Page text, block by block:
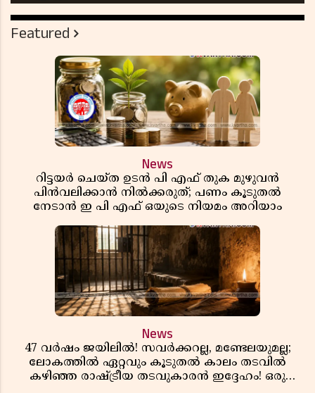
Featured
News
റിട്ടയർ ചെയ്ത ഉടൻ പി എഫ് തുക മുഴുവൻ
പിൻവലിക്കാൻ നിൽക്കരുത്; പണം കൂടുതൽ
നേടാൻ ഇ പി എഫ് ഒയുടെ നിയമം അറിയാം
News
47 വർഷം ജയിലിൽ! സവർക്കറല്ല, മണ്ടേലയുമല്ല;
ലോകത്തിൽ ഏറ്റവും കൂടുതൽ കാലം തടവിൽ
കഴിഞ്ഞ രാഷ്ട്രീയ തടവുകാരൻ ഇദ്ദേഹം! ഒരു